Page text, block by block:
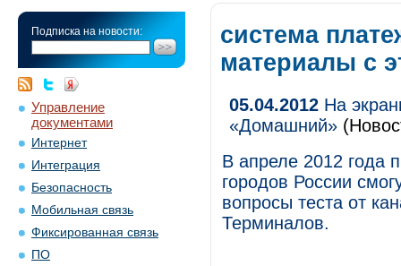
Подписка на новости:
Управление
документами
Интернет
Интеграция
Безопасность
Мобильная связь
Фиксированная связь
ПО
система
материалы с
05.04.2012 На
«Домашний»
В апреле 2012 года
городов России
вопросы теста от
Терминалов.